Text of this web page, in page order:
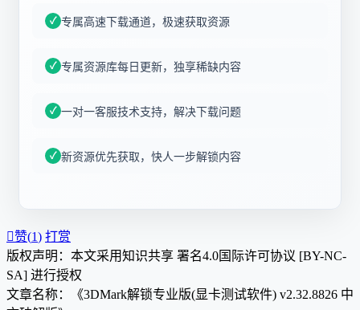
专属高速下载通道，极速获取资源
专属资源库每日更新，独享稀缺内容
一对一客服技术支持，解决下载问题
新资源优先获取，快人一步解锁内容
赞(1) 打赏
版权声明：本文采用知识共享 署名4.0国际许可协议 [BY-NC-
SA] 进行授权
文章名称：《3DMark解锁专业版(显卡测试软件) v2.32.8826 中